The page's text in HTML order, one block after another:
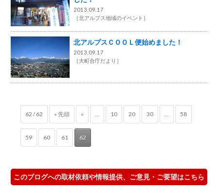
2013.09.17
［北アルプス地域のイベント ］
北アルプスＣＯＯＬ便始めました！
2013.09.17
［大町合庁だより ］
62 / 62 « 先頭 « 10 20 30 58
59 60 61 62
このブログへの取材依頼や情報提供、ご意見・ご要望はこちら